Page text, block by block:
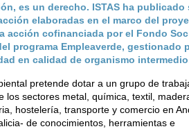
es un derecho. ISTAS ha publicado
elaboradas en el marco del
acción cofinanciada por el Fondo
programa Empleaverde, gestionado
en calidad de organismo
pretende dotar a un grupo de
los sectores metal, química, textil,
hostelería, transporte y comercio en
de conocimientos, herramientas e